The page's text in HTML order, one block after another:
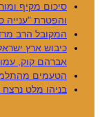
סיכום מקיף
והפטרת "ענייה
המקובל הרב
כיבוש ארץ
אברהם קוק,
הטעמים
בניהו מלט נרצח